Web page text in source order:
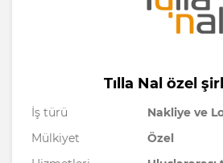
Tılla Nal özel
İş türü
Nakliye ve
Mülkiyet
Özel